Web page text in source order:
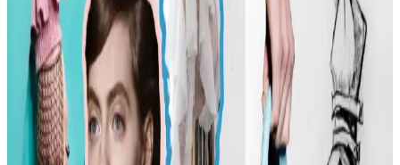
Kadın Modasında Beden Tipi, Sürdürülebilirlik ve
Mevsime Uygun Stil Önerileri
Kadın modasında beden tipine uygun kıyafet seçimi, sürdürülebilir
markalar ve mevsimsel kombin önerileri ele alınmaktadır. Estetik ve
konforu birleştiren pratik stil yaklaşımları sunulmaktadır.
Kadın Moda Tavsiyeleri: Günlük Stil Önerileri,